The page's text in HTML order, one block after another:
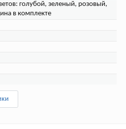
голубой, зеленый, розовый,
в комплекте